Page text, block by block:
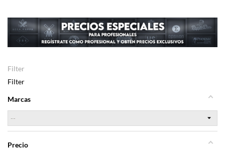
Filter
Filter
Marcas
Precio